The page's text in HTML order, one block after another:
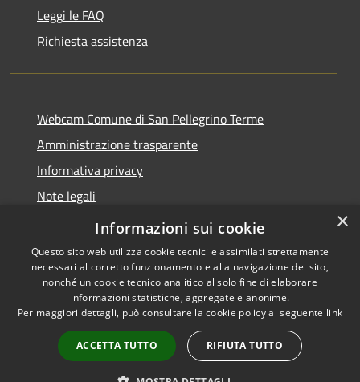
Leggi le FAQ
Richiesta assistenza
Webcam Comune di San Pellegrino Terme
Amministrazione trasparente
Informativa privacy
Note legali
Dichiarazione di accessibilità
Accessibilità
Copyright © 2026 • Comune di
San Pellegrino Terme •
Powered byMunicipium
Accesso redazione
×
Informazioni sui cookie
Questo sito web utilizza cookie tecnici e assimilati strettamente
necessari al corretto funzionamento e alla navigazione del sito,
nonché un cookie tecnico analitico al solo fine di elaborare
informazioni statistiche, aggregate e anonime.
Per maggiori dettagli, può consultare la cookie policy al seguente link
ACCETTA TUTTO RIFIUTA TUTTO